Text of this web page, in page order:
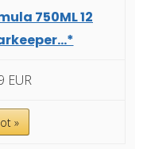
750ML 12
EUR
»